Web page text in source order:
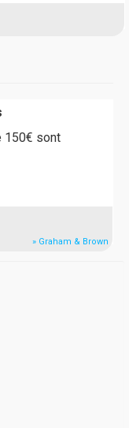
150€ sont
» Graham & Brown